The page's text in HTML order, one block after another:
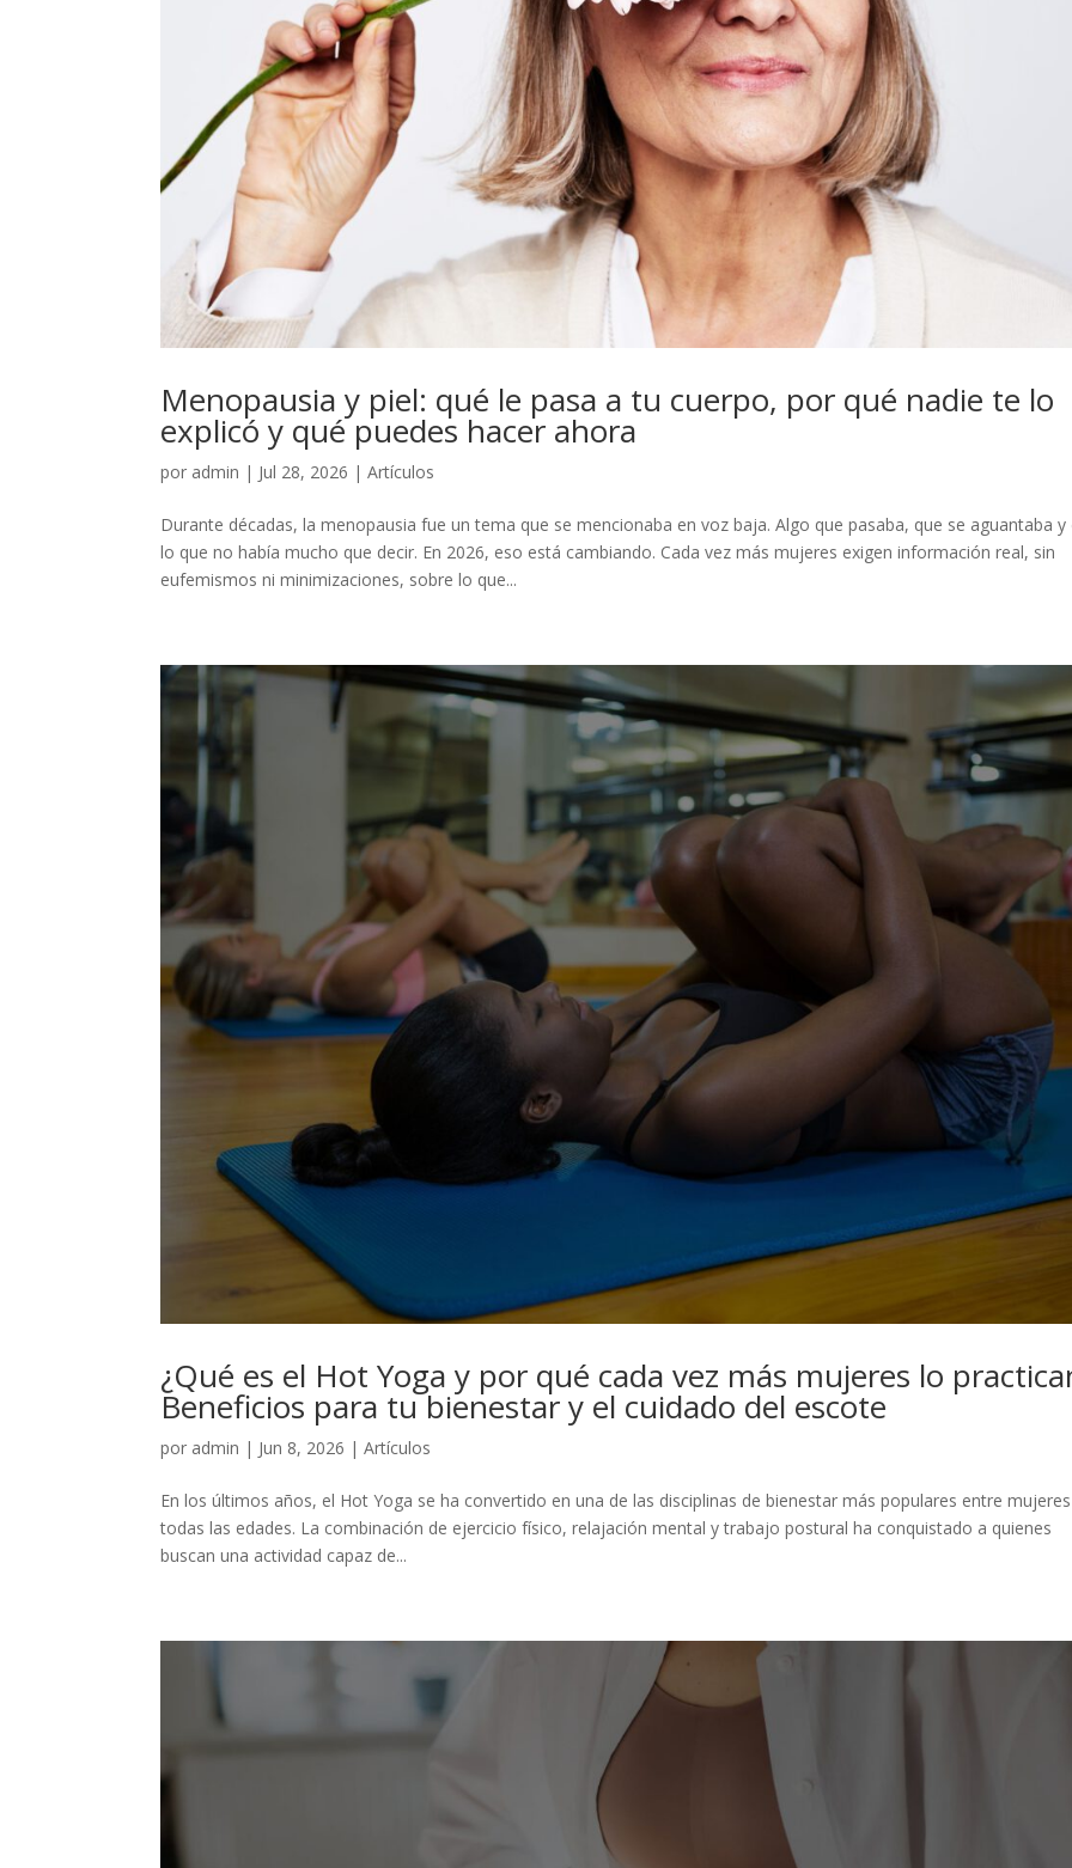
Menopausia y piel: qué le pasa a tu cuerpo, por qué nadie te lo
explicó y qué puedes hacer ahora
por admin | Jul 28, 2026 |Artículos
Durante décadas, la menopausia fue un tema que se mencionaba en voz baja. Algo que pasaba, que se aguantaba y
lo que no había mucho que decir. En 2026, eso está cambiando. Cada vez más mujeres exigen información real, sin
eufemismos ni minimizaciones, sobre lo que...
¿Qué es el Hot Yoga y por qué cada vez más mujeres lo
Beneficios para tu bienestar y el cuidado del escote
por admin | Jun 8, 2026 |Artículos
En los últimos años, el Hot Yoga se ha convertido en una de las disciplinas de bienestar más populares entre
todas las edades. La combinación de ejercicio físico, relajación mental y trabajo postural ha conquistado a quienes
buscan una actividad capaz de...